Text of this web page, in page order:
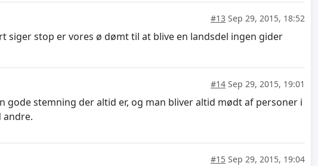
#13 Sep 29, 2015, 18:52
siger stop er vores ø dømt til at blive en landsdel ingen gider
#14 Sep 29, 2015, 19:01
stemning der altid er, og man bliver altid mødt af personer i
andre.
#15 Sep 29, 2015, 19:04